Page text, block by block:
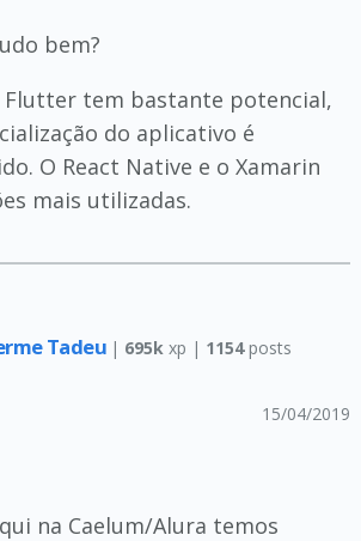
bem?
Flutter tem bastante potencial,
do aplicativo é
O React Native e o Xamarin
mais utilizadas.
Tadeu | 695k xp | 1154posts
15/04/2019
na Caelum/Alura temos